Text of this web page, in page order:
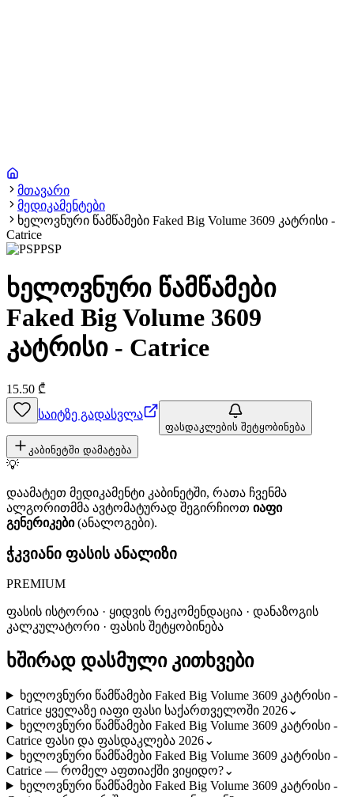
მთავარი
მედიკამენტები
ხელოვნური წამწამები Faked Big Volume 3609 კატრისი -
Catrice
PSP
ხელოვნური წამწამები
Faked Big Volume 3609
კატრისი - Catrice
15.50 ₾
საიტზე გადასვლა
ფასდაკლების შეტყობინება
კაბინეტში დამატება
💡
დაამატეთ მედიკამენტი კაბინეტში, რათა ჩვენმა
ალგორითმმა ავტომატურად შეგირჩიოთ იაფი
გენერიკები(ანალოგები).
ჭკვიანი ფასის ანალიზი
PREMIUM
ფასის ისტორია · ყიდვის რეკომენდაცია · დანაზოგის
კალკულატორი · ფასის შეტყობინება
ხშირად დასმული კითხვები
ხელოვნური წამწამები Faked Big Volume 3609 კატრისი -
Catrice ყველაზე იაფი ფასი საქართველოში 2026⌄
ხელოვნური წამწამები Faked Big Volume 3609 კატრისი -
Catrice ფასი და ფასდაკლება 2026⌄
ხელოვნური წამწამები Faked Big Volume 3609 კატრისი -
Catrice — რომელ აფთიაქში ვიყიდო?⌄
ხელოვნური წამწამები Faked Big Volume 3609 კატრისი -